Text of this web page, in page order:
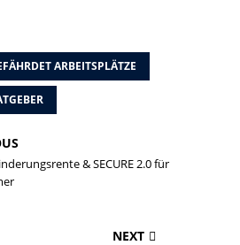
ARBEITSPLÄTZE
& SECURE 2.0 für
NEXT